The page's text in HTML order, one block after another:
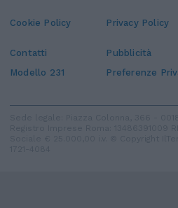
Cookie Policy Privacy Policy
Contatti Pubblicità
Modello 231
Preferenze